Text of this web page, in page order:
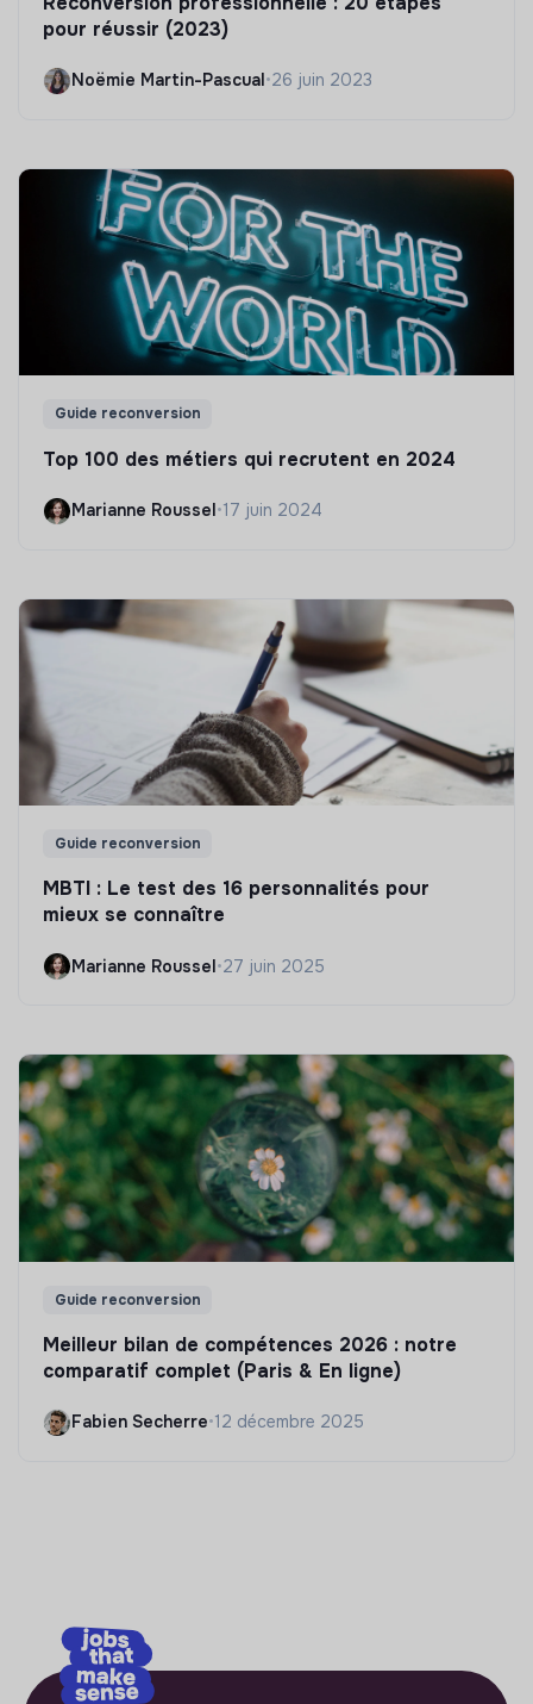
pour réussir (2023)
Noëmie Martin-Pascual •26 juin 2023
Guide reconversion
Top 100 des métiers qui recrutent en 2024
Marianne Roussel•17 juin 2024
Guide reconversion
MBTI : Le test des 16 personnalités pour
mieux se connaître
Marianne Roussel•27 juin 2025
Guide reconversion
Meilleur bilan de compétences 2026 : notre
comparatif complet (Paris & En ligne)
Fabien Secherre•12 décembre 2025